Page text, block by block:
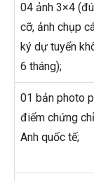
04 ảnh 3×4
cỡ, ảnh chụp
ký dự tuyển
6 tháng);
01 bản photo
điểm chứng
Anh quốc tế;